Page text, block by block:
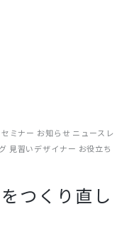
セミナー お知らせ ニュースレ
見習いデザイナー お役立ち
つくり直し